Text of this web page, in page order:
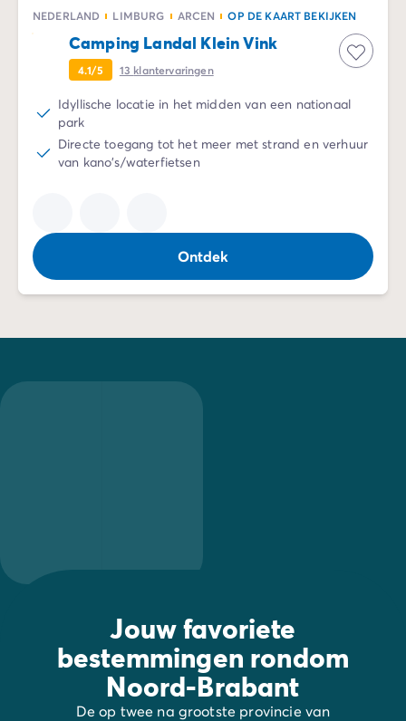
NEDERLAND LIMBURG ARCEN OP DE KAART BEKIJKEN
Camping Landal Klein Vink
4.1/5 13 klantervaringen
Idyllische locatie in het midden van een nationaal
park
Directe toegang tot het meer met strand en verhuur
van kano's/waterfietsen
Ontdek
Jouw favoriete
bestemmingen rondom
Noord-Brabant
De op twee na grootste provincie van